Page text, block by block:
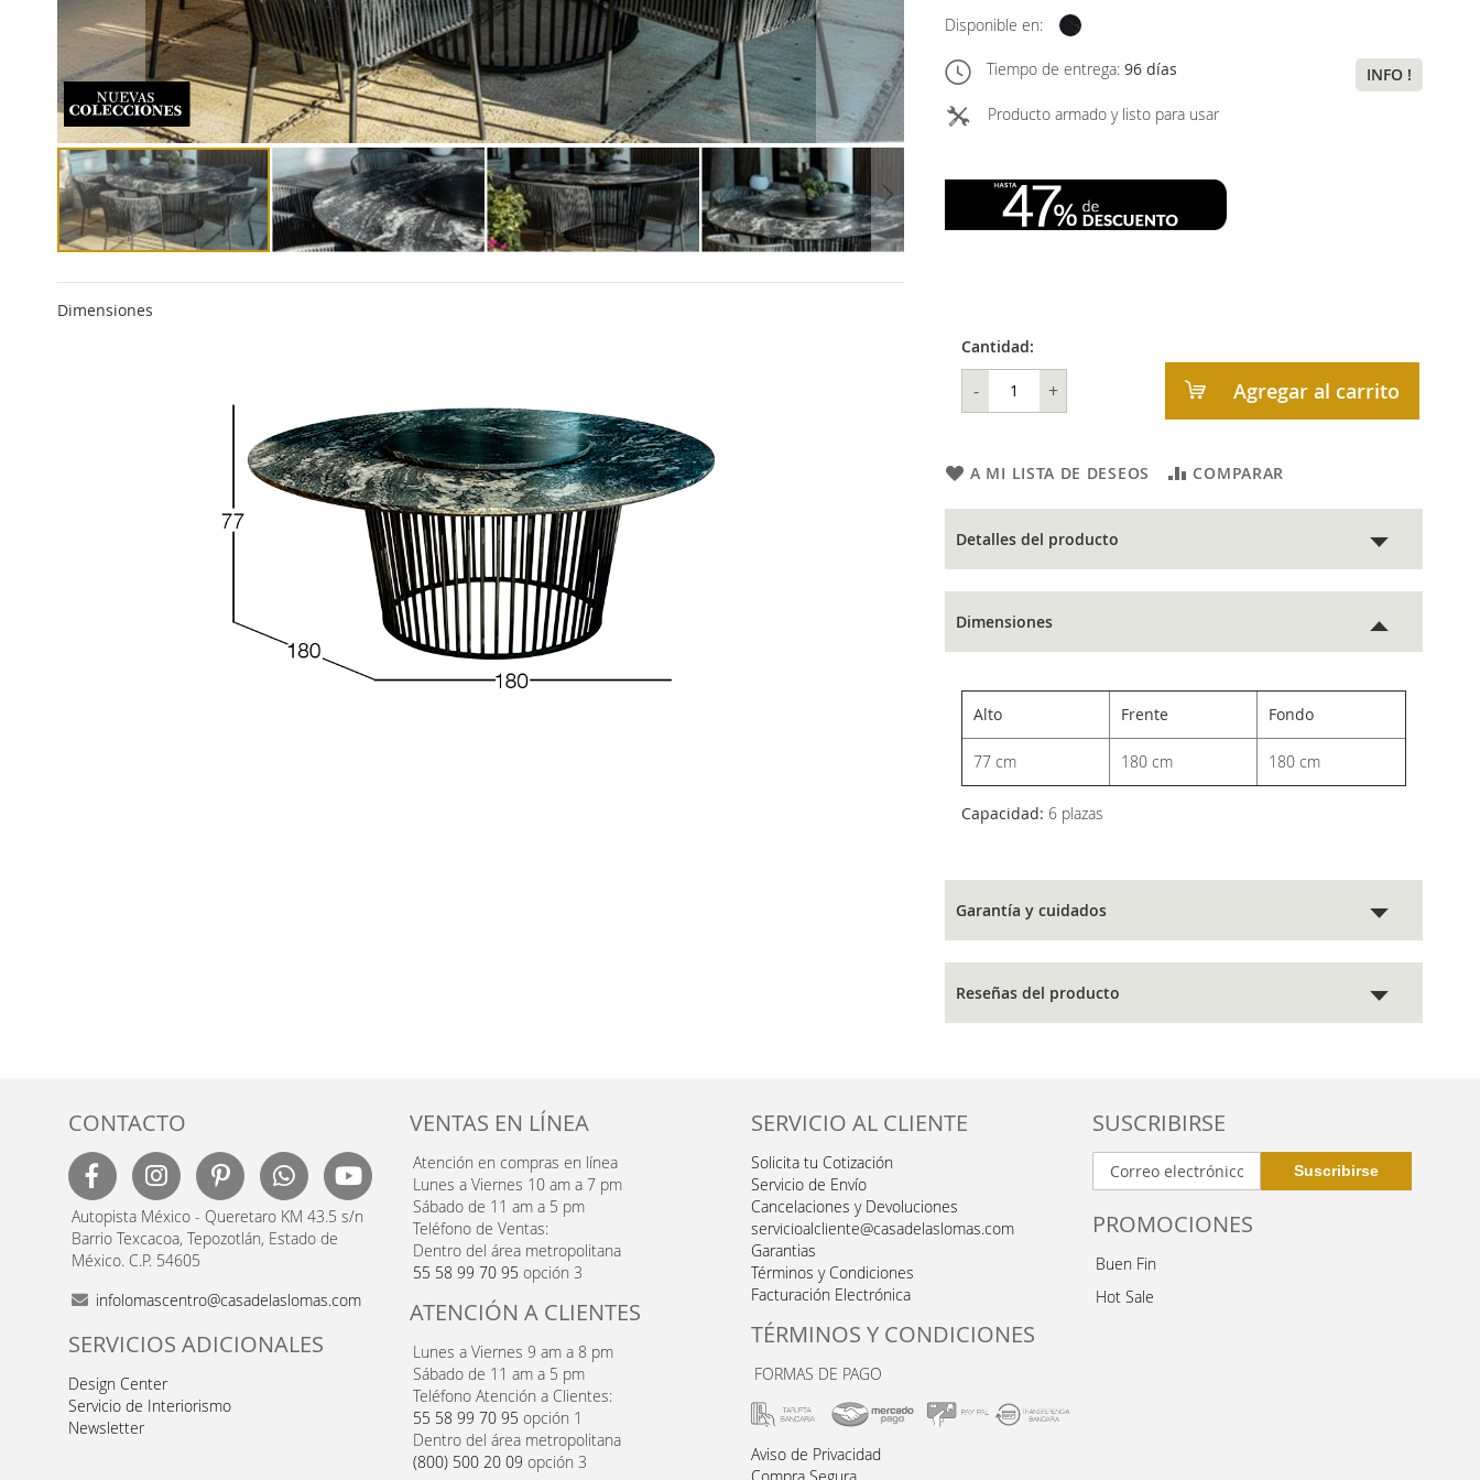
Disponible en:
Tiempo de entrega: 96 días
INFO !
Producto armado y listo para usar
Cantidad:
- + Agregar al carrito
A MI LISTA DE DESEOS COMPARAR
Detalles del producto
Dimensiones
Alto Frente Fondo
77 cm 180 cm 180 cm
Capacidad: 6 plazas
Garantía y cuidados
Reseñas del producto
Dimensiones
CONTACTO
Autopista México - Queretaro KM 43.5 s/n
Barrio Texcacoa, Tepozotlán, Estado de
México. C.P. 54605
infolomascentro@casadelaslomas.com
SERVICIOS ADICIONALES
Design Center
Servicio de Interiorismo
Newsletter
VENTAS EN LÍNEA
Atención en compras en línea
Lunes a Viernes 10 am a 7 pm
Sábado de 11 am a 5 pm
Teléfono de Ventas:
Dentro del área metropolitana
55 58 99 70 95 opción 3
ATENCIÓN A CLIENTES
Lunes a Viernes 9 am a 8 pm
Sábado de 11 am a 5 pm
Teléfono Atención a Clientes:
55 58 99 70 95 opción 1
Dentro del área metropolitana
(800) 500 20 09 opción 3
SERVICIO AL CLIENTE
Solicita tu Cotización
Servicio de Envío
Cancelaciones y Devoluciones
servicioalcliente@casadelaslomas.com
Garantias
Términos y Condiciones
Facturación Electrónica
TÉRMINOS Y CONDICIONES
FORMAS DE PAGO
Aviso de Privacidad
SUSCRIBIRSE
PROMOCIONES
Buen Fin
Hot Sale